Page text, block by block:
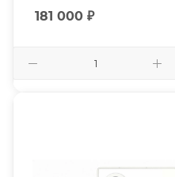
181 000 ₽